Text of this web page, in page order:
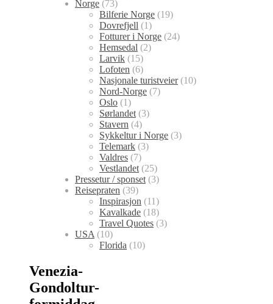
Norge (73)
Bilferie Norge (19)
Dovrefjell (1)
Fotturer i Norge (24)
Hemsedal (2)
Larvik (15)
Lofoten (6)
Nasjonale turistveier(10)
Nord-Norge (7)
Oslo (1)
Sørlandet (3)
Stavern (4)
Sykkeltur i Norge (3)
Telemark (3)
Valdres (7)
Vestlandet (25)
Pressetur / sponset (3)
Reisepraten (39)
Inspirasjon (11)
Kavalkade (18)
Travel Quotes (3)
USA (10)
Florida (10)
Venezia-
Gondoltur-